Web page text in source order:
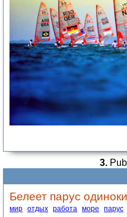
3.
Белеет парус
мир отдых работа море парус